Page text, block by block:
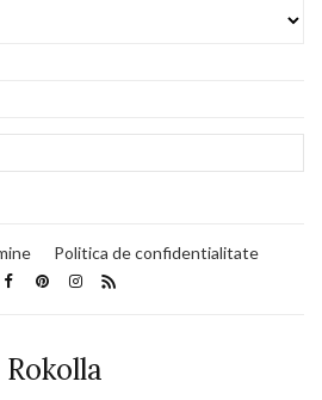
Politica de confidentialitate
Rokolla